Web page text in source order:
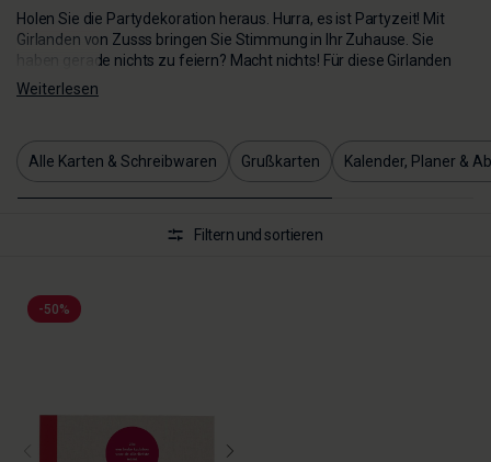
Holen Sie die Partydekoration heraus. Hurra, es ist Partyzeit! Mit
Girlanden von Zusss bringen Sie Stimmung in Ihr Zuhause. Sie
haben gerade nichts zu feiern? Macht nichts! Für diese Girlanden
brauchen Sie keinen Anlass, sie sorgen einfach für gute Laune.
Weiterlesen
Alle Karten & Schreibwaren Grußkarten Kalender, Planer &
Filtern und sortieren
-50%